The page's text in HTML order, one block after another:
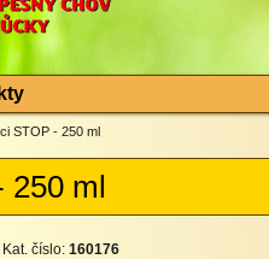
STOP - 250 ml
250 ml
Kat. číslo: 160176